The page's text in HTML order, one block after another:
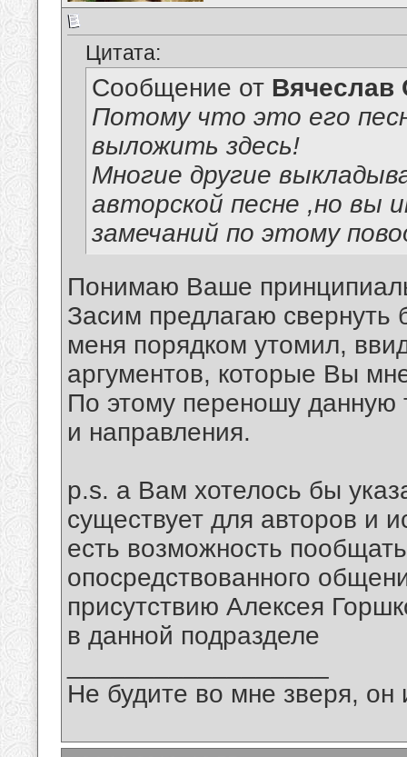
Цитата:
Сообщение от Вячеслав
Потому что это его
выложить здесь!
Многие другие
авторской песне ,но вы
замечаний по этому
Понимаю Ваше
Засим предлагаю свернуть
меня порядком утомил,
аргументов, которые Вы
По этому переношу данную
и направления.
p.s. а Вам хотелось бы
существует для авторов и
есть возможность
опосредствованного
присутствию Алексея
в данной подразделе
Не будите во мне зверя, он